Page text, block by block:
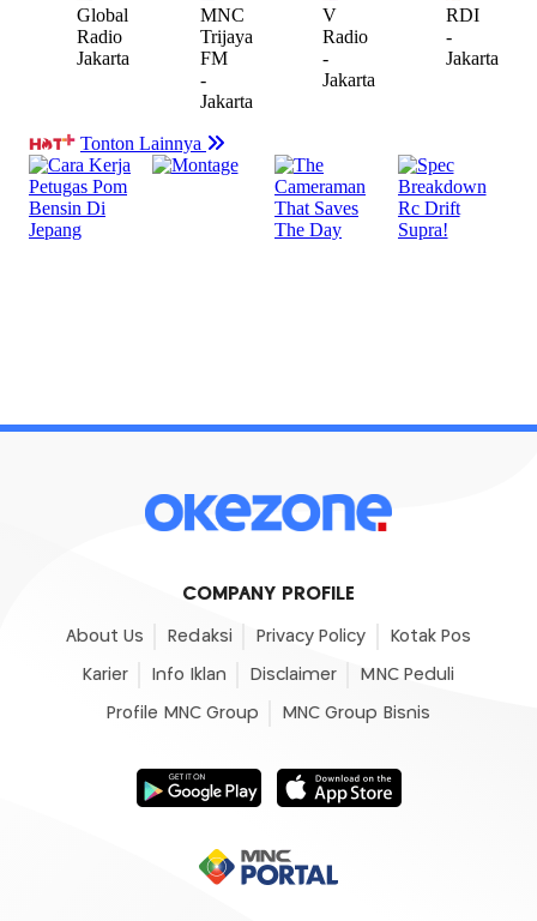
COMPANY PROFILE
About Us Redaksi Privacy Policy Kotak Pos
Karier Info Iklan Disclaimer MNC Peduli
Profile MNC Group MNC Group Bisnis